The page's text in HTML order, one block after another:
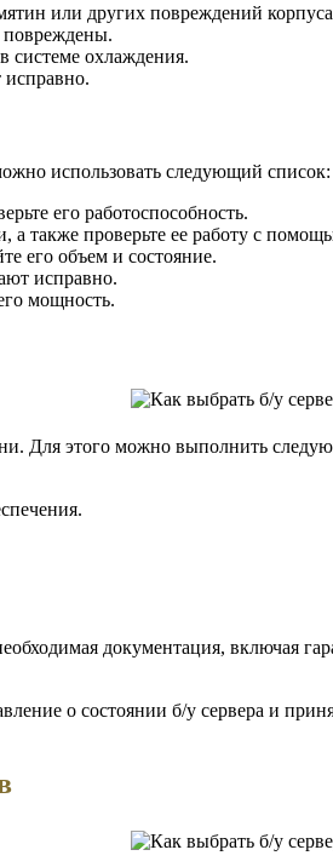
или других повреждений
повреждены.
системе охлаждения.
использовать следующий список:
его работоспособность.
а также проверьте ее работу с
его объем и состояние.
исправно.
мощность.
Для этого можно выполнить
документация,
о состоянии б/у сервера и